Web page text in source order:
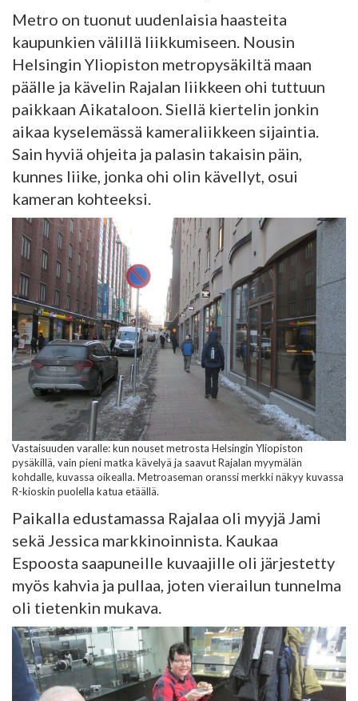
Metro on tuonut uudenlaisia haasteita
kaupunkien välillä liikkumiseen. Nousin
Helsingin Yliopiston metropysäkiltä maan
päälle ja kävelin Rajalan liikkeen ohi tuttuun
paikkaan Aikataloon. Siellä kiertelin jonkin
aikaa kyselemässä kameraliikkeen sijaintia.
Sain hyviä ohjeita ja palasin takaisin päin,
kunnes liike, jonka ohi olin kävellyt, osui
kameran kohteeksi.
Vastaisuuden varalle: kun nouset metrosta Helsingin Yliopiston
pysäkillä, vain pieni matka kävelyä ja saavut Rajalan myymälän
kohdalle, kuvassa oikealla. Metroaseman oranssi merkki näkyy kuvassa
R-kioskin puolella katua etäällä.
Paikalla edustamassa Rajalaa oli myyjä Jami
sekä Jessica markkinoinnista. Kaukaa
Espoosta saapuneille kuvaajille oli järjestetty
myös kahvia ja pullaa, joten vierailun tunnelma
oli tietenkin mukava.